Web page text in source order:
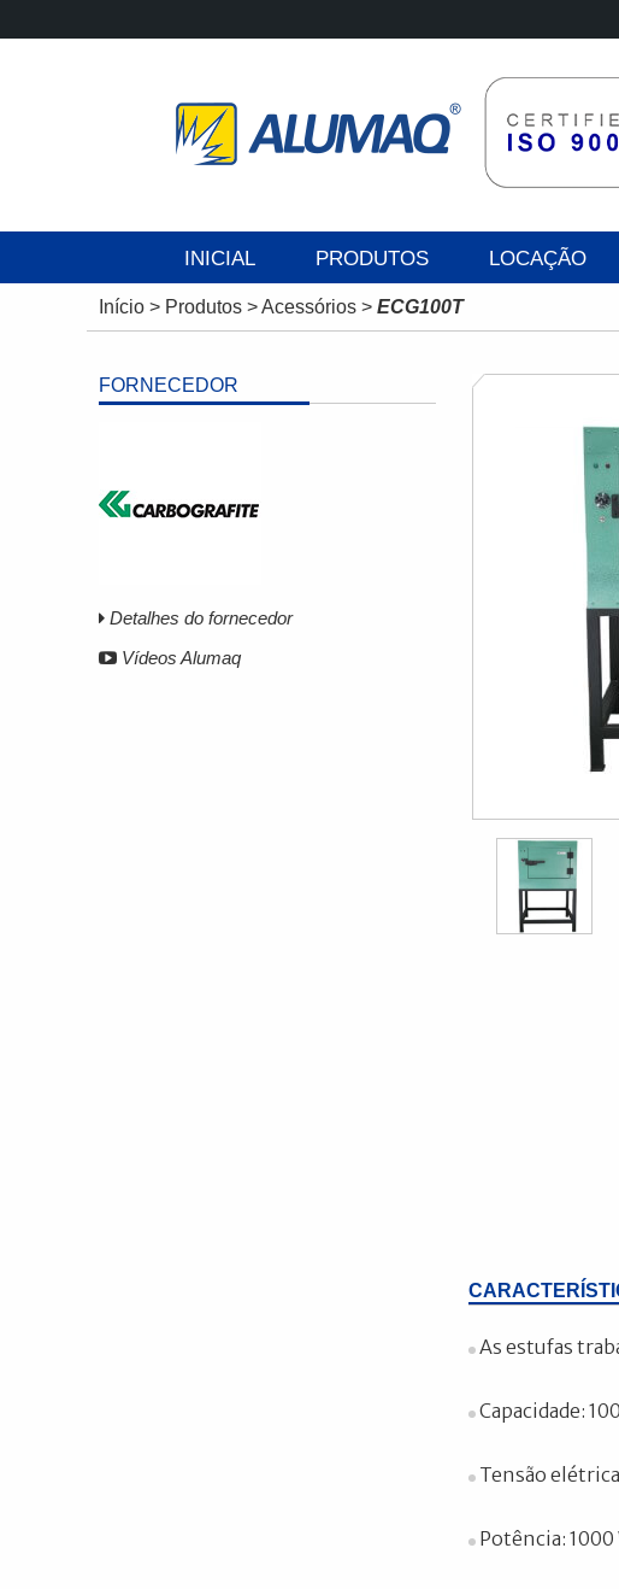
INICIAL PRODUTOS LOCAÇÃO
Início > Produtos >Acessórios > ECG100T
FORNECEDOR
Detalhes do fornecedor
Vídeos Alumaq
As estufas
Capacidade:
Tensão
Potência: 1000